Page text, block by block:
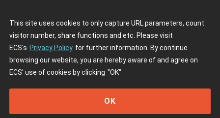
This site uses cookies to only capture URL parameters, count
visitor number, share functions and etc. Please visit
ECS's Privacy Policy for further information. By continue
browsing our website, you are hereby aware of and agree on
ECS' use of cookies by clicking "OK"
OK